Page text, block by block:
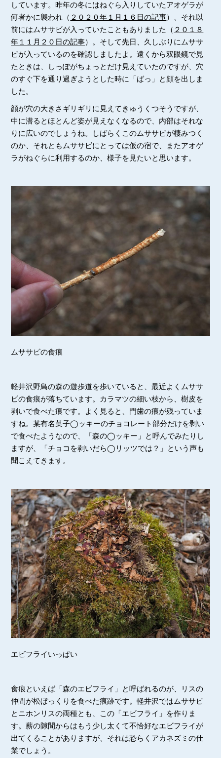
しています。昨年の冬にはねぐら入りしていたアオゲラが
何者かに襲われ（ ２０２０年１月１６日の記事）、それ以
前にはムササビが入っていたこともありました（ ２０１８
年１１月２０日の記事）。そして先日、久しぶりにムササ
ビが入っているのを確認しましたよ。遠くから双眼鏡で見
たときは、しっぽがちょっとだけ見えていたのですが、穴
のすぐ下を通り過ぎようとした時に「ばっ」と顔を出しま
した。
顔が穴の大きさギリギリに見えてきゅうくつそうですが、
中に潜るとほとんど姿が見えなくなるので、内部はそれな
りに広いのでしょうね。しばらくこのムササビが棲みつく
のか、それともムササビにとっては仮の宿で、またアオゲ
ラがねぐらに利用するのか、様子を見たいと思います。
ムササビの食痕
軽井沢野鳥の森の遊歩道を歩いていると、最近よくムササ
ビの食痕が落ちています。カラマツの細い枝から、樹皮を
剥いで食べた痕です。よく見ると、門歯の痕が残っていま
すね。某有名菓子◯ッキーのチョコレート部分だけを剥い
で食べたようなので、「森の◯ッキー」と呼んでみたりし
ますが、「チョコを剥いだら◯リッツでは？」という声も
聞こえてきます。
エビフライいっぱい
食痕といえば「森のエビフライ」と呼ばれるのが、リスの
仲間が松ぼっくりを食べた痕跡です。軽井沢ではムササビ
とニホンリスの両種とも、この「エビフライ」を作りま
す。薪の隙間からはもう少し太くて不恰好なエビフライが
出てくることがありますが、それは恐らくアカネズミの仕
業でしょう。